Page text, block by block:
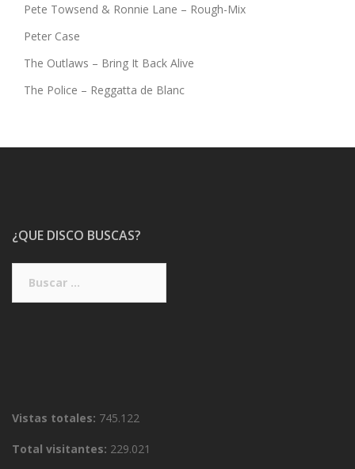
Pete Towsend & Ronnie Lane – Rough-Mix
Peter Case
The Outlaws – Bring It Back Alive
The Police – Reggatta de Blanc
¿QUE DISCO BUSCAS?
Vistas totales: 745.122
Total visitantes: 229.021